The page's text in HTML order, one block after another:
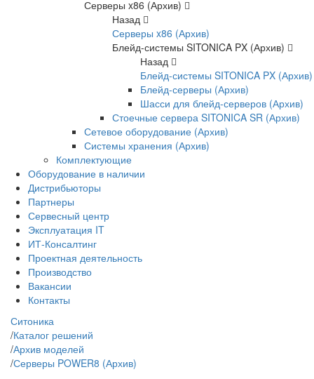
Серверы x86 (Архив)
Назад
Серверы x86 (Архив)
Блейд-системы SITONICA PX (Архив)
Назад
Блейд-системы SITONICA PX (Архив)
Блейд-серверы (Архив)
Шасси для блейд-серверов (Архив)
Стоечные сервера SITONICA SR (Архив)
Сетевое оборудование (Архив)
Системы хранения (Архив)
Комплектующие
Оборудование в наличии
Дистрибьюторы
Партнеры
Сервесный центр
Эксплуатация IT
ИТ-Консалтинг
Проектная деятельность
Производство
Вакансии
Контакты
Ситоника
/Каталог решений
/Архив моделей
/Серверы POWER8 (Архив)